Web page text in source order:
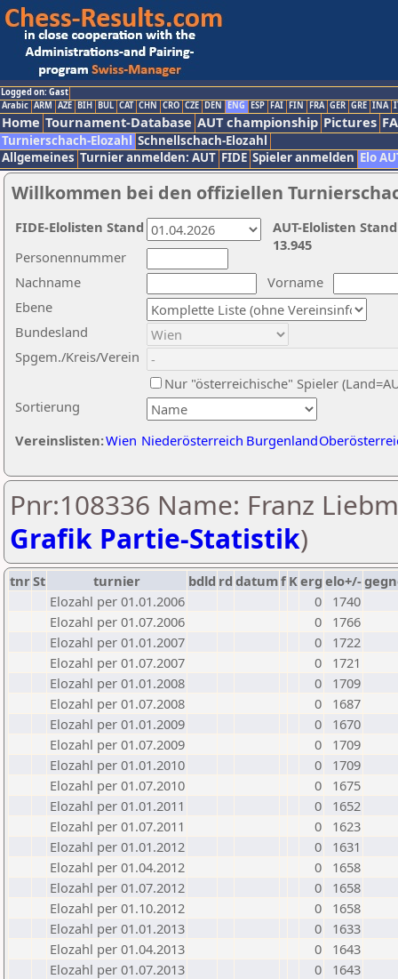
Logged on: Gast
Arabic ARM AZE BIH BUL CAT CHN CRO CZE DEN ENG ESP FAI FIN FRA GER GRE INA
Home Tournament-Database AUT championship Pictures
Turnierschach-Elozahl Schnellschach-Elozahl
Allgemeines Turnier anmelden: AUT FIDE Spieler anmelden Elo
Willkommen bei den offiziellen
Nachname
Vorname
Ebene
Sortierung
Personennummer
Bundesland
Spgem./Kreis/Verein
Nur "österreichische" Spieler
Vereinslisten:Wien Niederösterreich Burgenland
AUT-Elolisten
13.945
FIDE-Elolisten Stand
Pnr:108336 Name: Franz
Grafik Partie-Statistik)
tnrSt turnier bdld rd datumf Kerg elo+/-
Elozahl per 01.01.2006
0
1740
Elozahl per 01.07.2006
0
1766
Elozahl per 01.01.2007
0
1722
Elozahl per 01.07.2007
0
1721
Elozahl per 01.01.2008
0
1709
Elozahl per 01.07.2008
0
1687
Elozahl per 01.01.2009
0
1670
Elozahl per 01.07.2009
0
1709
Elozahl per 01.01.2010
0
1709
Elozahl per 01.07.2010
0
1675
Elozahl per 01.01.2011
0
1652
Elozahl per 01.07.2011
0
1623
Elozahl per 01.01.2012
0
1631
Elozahl per 01.04.2012
0
1658
Elozahl per 01.07.2012
0
1658
Elozahl per 01.10.2012
0
1658
Elozahl per 01.01.2013
0
1633
Elozahl per 01.04.2013
0
1643
Elozahl per 01.07.2013
0
1643